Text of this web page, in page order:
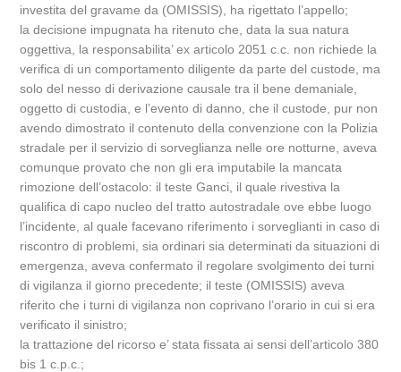
investita del gravame da (OMISSIS), ha rigettato l’appello;
la decisione impugnata ha ritenuto che, data la sua natura
oggettiva, la responsabilita’ ex articolo 2051 c.c. non richiede la
verifica di un comportamento diligente da parte del custode, ma
solo del nesso di derivazione causale tra il bene demaniale,
oggetto di custodia, e l’evento di danno, che il custode, pur non
avendo dimostrato il contenuto della convenzione con la Polizia
stradale per il servizio di sorveglianza nelle ore notturne, aveva
comunque provato che non gli era imputabile la mancata
rimozione dell’ostacolo: il teste Ganci, il quale rivestiva la
qualifica di capo nucleo del tratto autostradale ove ebbe luogo
l’incidente, al quale facevano riferimento i sorveglianti in caso di
riscontro di problemi, sia ordinari sia determinati da situazioni di
emergenza, aveva confermato il regolare svolgimento dei turni
di vigilanza il giorno precedente; il teste (OMISSIS) aveva
riferito che i turni di vigilanza non coprivano l’orario in cui si era
verificato il sinistro;
la trattazione del ricorso e’ stata fissata ai sensi dell’articolo 380
bis 1 c.p.c.;